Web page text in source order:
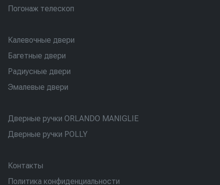
Погонаж телескоп
Калевочные двери
Багетные двери
Радиусные двери
Эмалевые двери
Дверные ручки ORLANDO MANIGLIE
Дверные ручки POLLY
Контакты
Политика конфиденциальности